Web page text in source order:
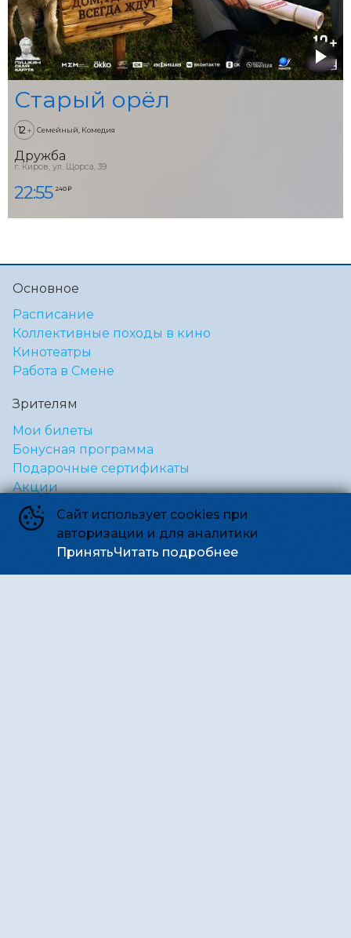
Старый орёл
12 + Семейный, Комедия
Дружба
г. Киров, ул. Щорса, 39
22:55 240 ₽
Сайт использует cookies при
авторизации и для аналитики
ПринятьЧитать подробнее
Основное
Расписание
Коллективные походы в кино
Кинотеатры
Работа в Смене
Зрителям
Мои билеты
Бонусная программа
Подарочные сертификаты
Акции
Коллективные походы
Правила и соглашения